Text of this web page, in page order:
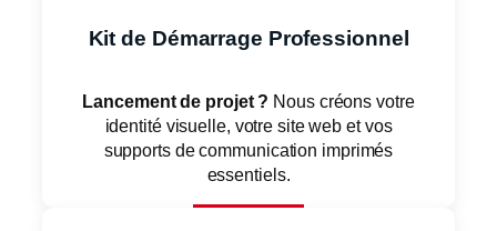
Kit de Démarrage Professionnel
Lancement de projet ? Nous créons votre
identité visuelle, votre site web et vos
supports de communication imprimés
essentiels.